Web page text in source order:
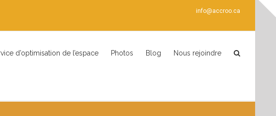
info@accroo.ca
d’optimisation de l’espace Photos Blog Nous rejoindre